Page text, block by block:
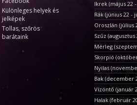
Különleges helyek és
jelképek
Tollas, szőrös
barátaink
Ikrek (május 22
Rák (június 22 -
Oroszlán (július
Szűz
Mérleg
Skorpió
Nyilas
Bak (december
Vízöntő (január
Halak (február